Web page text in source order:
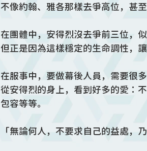
不像約翰、雅各那樣去爭高位，甚
在團體中，安得烈沒去爭前三位，
但正是因為這樣穩定的生命調性，
在服事中，要做幕後人員，需要很
從安得烈的身上，看到好多的愛：
包容等等。
「無論何人，不要求自己的益處，